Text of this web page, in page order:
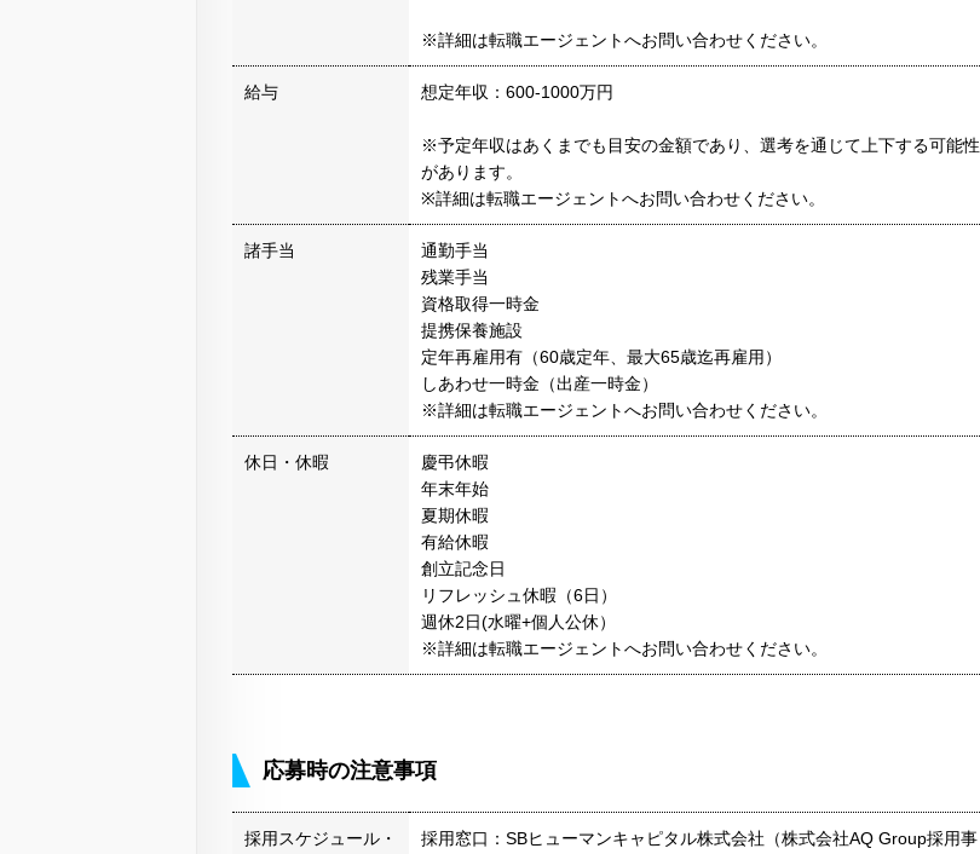
※詳細は転職エージェントへお問い合わせください。
給与 想定年収：600-1000万円
※予定年収はあくまでも目安の金額であり、選考を通じて上下する可能性
があります。
※詳細は転職エージェントへお問い合わせください。
諸手当
通勤手当
残業手当
資格取得一時金
提携保養施設
定年再雇用有（60歳定年、最大65歳迄再雇用）
しあわせ一時金（出産一時金）
※詳細は転職エージェントへお問い合わせください。
休日・休暇
慶弔休暇
年末年始
夏期休暇
有給休暇
創立記念日
リフレッシュ休暇（6日）
週休2日(水曜+個人公休）
※詳細は転職エージェントへお問い合わせください。
応募時の注意事項
採用スケジュール・
採用窓口：SBヒューマンキャピタル株式会社（株式会社AQ Group採用事